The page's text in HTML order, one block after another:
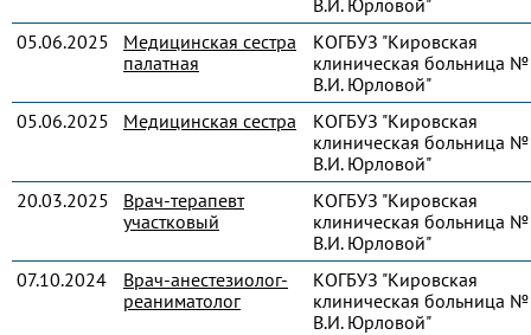
В.И. Юрловой"
05.06.2025
Медицинская сестра
палатная
КОГБУЗ "Кировская
клиническая больница
В.И. Юрловой"
05.06.2025
Медицинская сестра
КОГБУЗ "Кировская
клиническая больница
В.И. Юрловой"
20.03.2025
Врач-терапевт
участковый
КОГБУЗ "Кировская
клиническая больница
В.И. Юрловой"
07.10.2024
Врач-анестезиолог-
реаниматолог
КОГБУЗ "Кировская
клиническая больница
В.И. Юрловой"